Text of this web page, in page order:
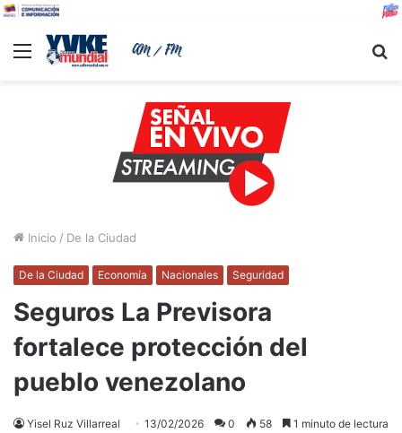
Menu
Inicio / De la Ciudad
De la Ciudad Economía Nacionales Seguridad
Seguros La Previsora
fortalece protección del
pueblo venezolano
Yisel Ruz Villarreal 13/02/2026 0 58 1 minuto de lectura